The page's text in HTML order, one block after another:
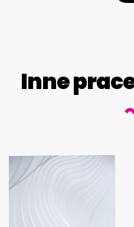
Inne